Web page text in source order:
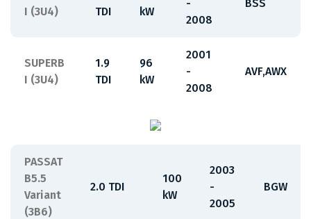
I (3U4)
TDI
kW
-
2008
BSS
SUPERB
I (3U4)
1.9
TDI
96
kW
2001
-
2008
AVF,AWX
PASSAT
B5.5
Variant
(3B6)
2.0 TDI
100
kW
2003
-
2005
BGW